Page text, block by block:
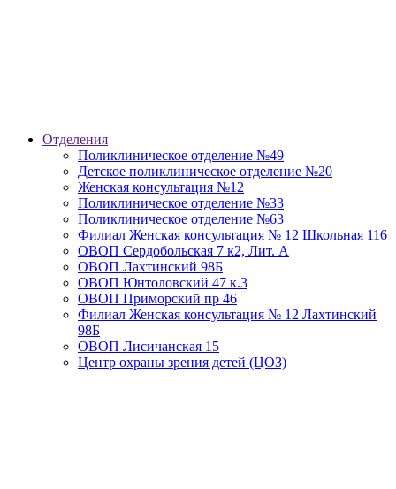
Отделения
Поликлиническое отделение №49
Детское поликлиническое отделение №20
Женская консультация №12
Поликлиническое отделение №33
Поликлиническое отделение №63
Филиал Женская консультация № 12 Школьная 116
ОВОП Сердобольская 7 к2, Лит. А
ОВОП Лахтинский 98Б
ОВОП Юнтоловский 47 к.3
ОВОП Приморский пр 46
Филиал Женская консультация № 12 Лахтинский
98Б
ОВОП Лисичанская 15
Центр охраны зрения детей (ЦОЗ)